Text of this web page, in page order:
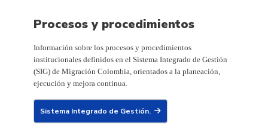
Procesos y procedimientos
Información sobre los procesos y procedimientos
institucionales definidos en el Sistema Integrado de Gestión
(SIG) de Migración Colombia, orientados a la planeación,
ejecución y mejora continua.
Sistema Integrado de Gestión.